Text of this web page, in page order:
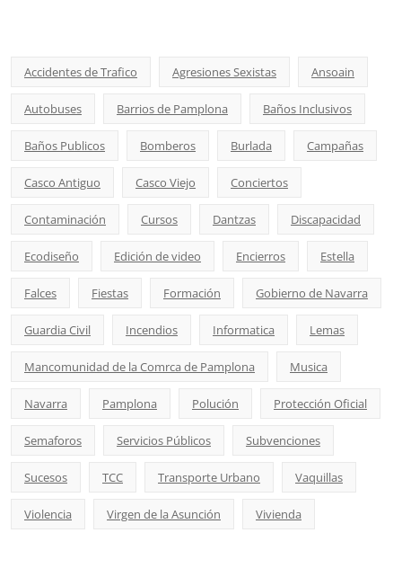
Accidentes de Trafico Agresiones Sexistas Ansoain
Autobuses Barrios de Pamplona Baños Inclusivos
Baños Publicos Bomberos Burlada Campañas
Casco Antiguo Casco Viejo Conciertos
Contaminación Cursos Dantzas Discapacidad
Ecodiseño Edición de video Encierros Estella
Falces Fiestas Formación Gobierno de Navarra
Guardia Civil Incendios Informatica Lemas
Mancomunidad de la Comrca de Pamplona Musica
Navarra Pamplona Polución Protección Oficial
Semaforos Servicios Públicos Subvenciones
Sucesos TCC Transporte Urbano Vaquillas
Violencia Virgen de la Asunción Vivienda